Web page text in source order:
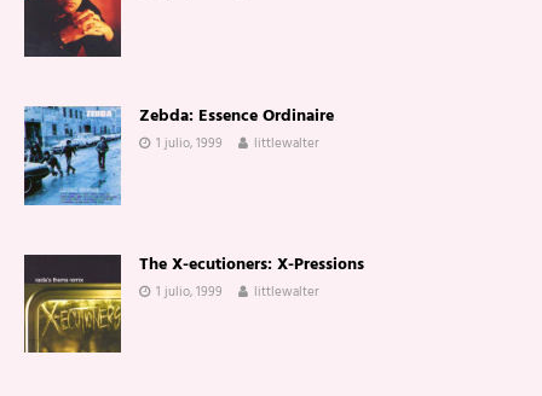
Zebda: Essence Ordinaire
1 julio, 1999 littlewalter
The X-ecutioners: X-Pressions
1 julio, 1999 littlewalter